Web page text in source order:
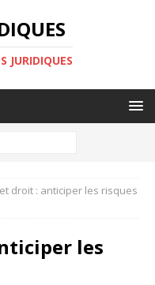
JURIDIQUES
droit : anticiper les risques
les